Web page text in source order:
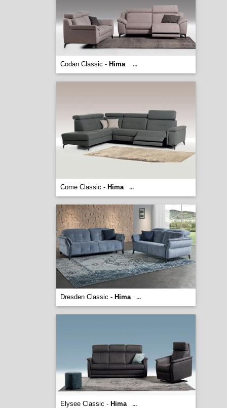
Codan Classic - Hima ...
Come Classic - Hima ...
Dresden Classic - Hima ...
Elysee Classic - Hima ...